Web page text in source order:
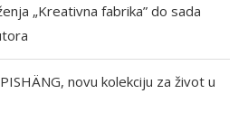
„Kreativna fabrika” do sada
novu kolekciju za život u